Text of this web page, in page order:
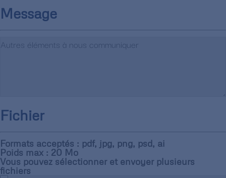
Message
Fichier
Formats acceptés : pdf, jpg, png, psd, ai
Poids max : 20 Mo
Vous pouvez sélectionner et envoyer plusieurs
fichiers